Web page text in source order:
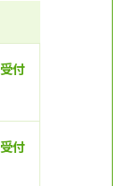
付
付